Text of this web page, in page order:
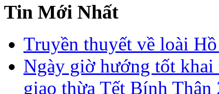
Tin Mới Nhất
Truyền thuyết về loài
Ngày giờ hướng tốt
giao thừa Tết Bính Thân